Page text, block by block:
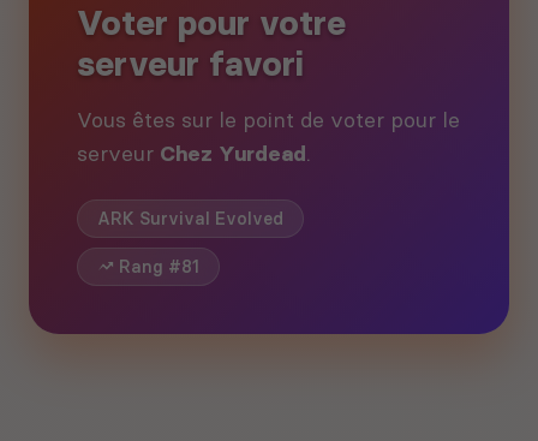
Voter pour votre
serveur favori
Vous êtes sur le point de voter pour le
serveur Chez Yurdead.
ARK Survival Evolved
Rang #81